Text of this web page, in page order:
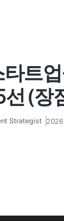
트
(장
Strategist 2026